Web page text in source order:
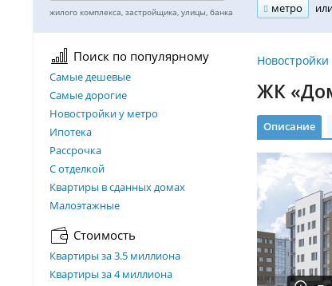
метро
Поиск по популярному
Самые дешевые
Самые дорогие
Новостройки у метро
Ипотека
Рассрочка
С отделкой
Квартиры в сданных домах
Малоэтажные
Стоимость
Квартиры за 3.5 миллиона
Квартиры за 4 миллиона
Новостройки
ЖК
Описание